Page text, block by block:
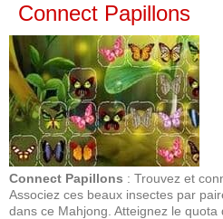
Connect Papillons
Connect Papillons : Trouvez et
Associez ces beaux insectes par
dans ce Mahjong. Atteignez le